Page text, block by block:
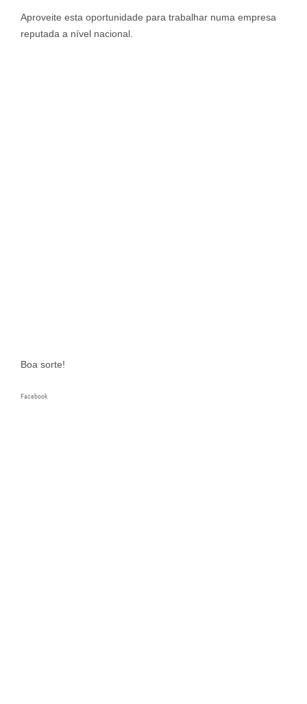
Aproveite esta oportunidade para trabalhar numa empresa
reputada a nível nacional.
Boa sorte!
Facebook